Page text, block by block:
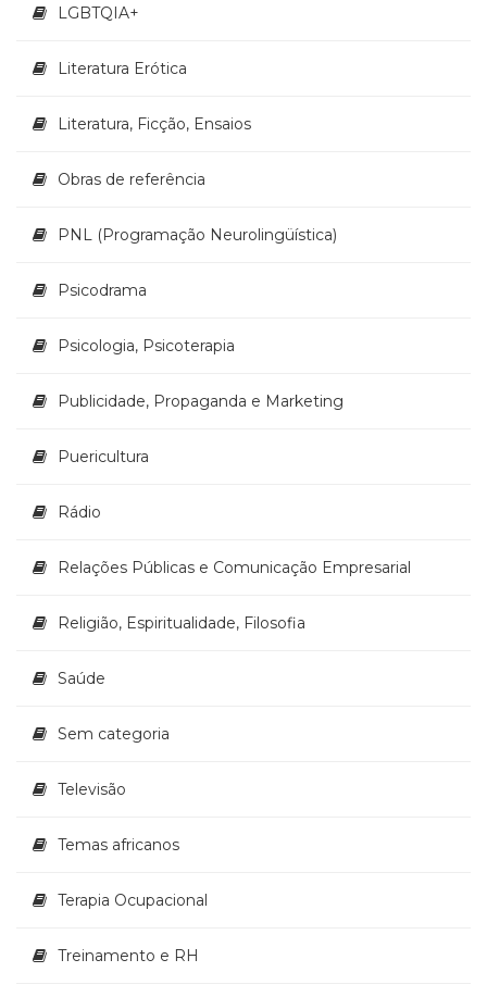
LGBTQIA+
Literatura Erótica
Literatura, Ficção, Ensaios
Obras de referência
PNL (Programação Neurolingüística)
Psicodrama
Psicologia, Psicoterapia
Publicidade, Propaganda e Marketing
Puericultura
Rádio
Relações Públicas e Comunicação Empresarial
Religião, Espiritualidade, Filosofia
Saúde
Sem categoria
Televisão
Temas africanos
Terapia Ocupacional
Treinamento e RH